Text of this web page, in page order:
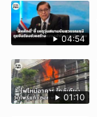
04:54
01:10